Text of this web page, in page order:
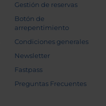
Gestión de reservas
Botón de
arrepentimiento
Condiciones generales
Newsletter
Fastpass
Preguntas Frecuentes